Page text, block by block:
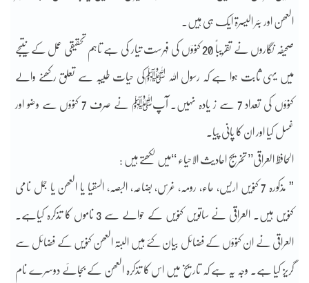
العھن اور بئر الیسرۃ ایک ہی ہیں۔
صحیفہ نگاروں نے تقریباً 20 کنوؤں کی فہرست تیار کی ہے تاہم تحقیقی عمل کے نتیجے
میں یہی ثابت ہوا ہے کہ رسول اللہ ﷺکی حیات طیبہ سے تعلق رکھنے والے
کنوؤں کی تعداد 7 سے ز یادہ نہیں۔ آپﷺ نے صرف 7 کنوؤں سے وضو اور
غسل کیا اور ان کا پانی پیا۔
الحافظ العراقی’’ تخریج احادیث الاحیاء ‘‘میں لکھتے ہیں :
” مذکورہ 7 کنویں اریس، حاء، رومہ، غرس، بضاعہ، البصہ، السقیا یا العھن یا جمل نامی
کنویں ہیں۔ العراقی نے ساتویں کنویں کے حوالے سے 3 ناموں کا تذکرہ کیاہے۔
العراقی نے ان کنوؤں کے فضائل بیان کئے ہیں البتہ العھن کنویں کے فضائل سے
گریز کیا ہے۔ وجہ یہ ہے کہ تاریخ میں اس کا تذکرہ العھن کے بجائے دوسرے نام